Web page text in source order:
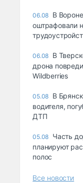
06.08 В
оштрафовали
06.08 В
дрона
Wildberries
05.08 В
водителя,
ДТП
05.08 Часть
планируют
полос
Все новости